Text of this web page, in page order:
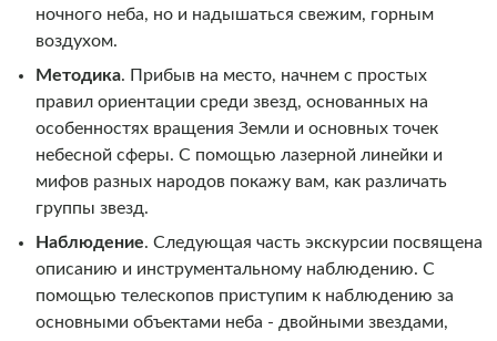
ночного неба, но и надышаться свежим, горным
воздухом.
Методика. Прибыв на место, начнем с простых
правил ориентации среди звезд, основанных на
особенностях вращения Земли и основных точек
небесной сферы. С помощью лазерной линейки и
мифов разных народов покажу вам, как различать
группы звезд.
Наблюдение. Следующая часть экскурсии посвящена
описанию и инструментальному наблюдению. С
помощью телескопов приступим к наблюдению за
основными объектами неба - двойными звездами,